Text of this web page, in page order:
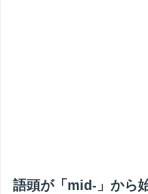
語頭が「mid-」から